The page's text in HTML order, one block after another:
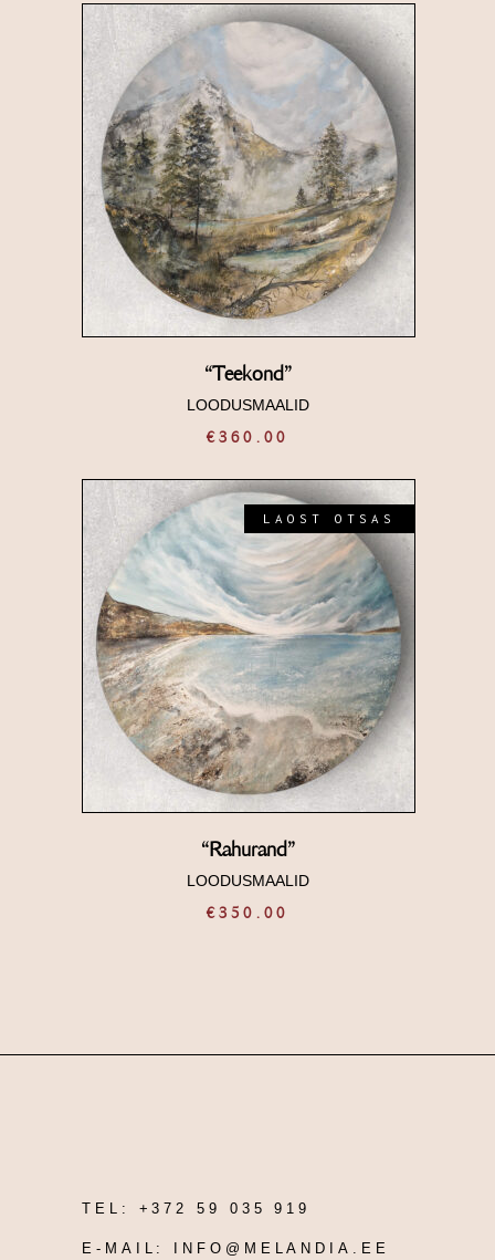
“Teekond”
LOODUSMAALID
€ 360.00
LAOST OTSAS
“Rahurand”
LOODUSMAALID
€ 350.00
TEL: +372 59 035 919
E-MAIL: INFO@MELANDIA.EE